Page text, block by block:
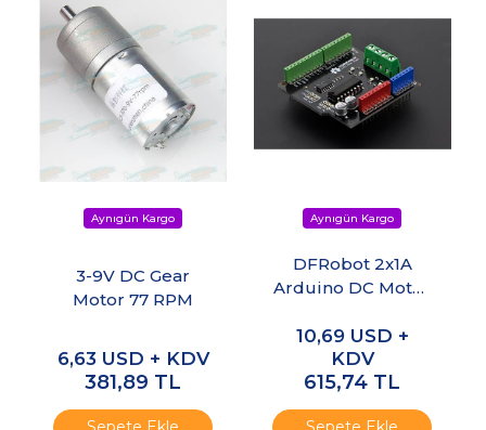
3-9V DC Gear
Motor 77 RPM
6,63 USD + KDV
381,89 TL
DFRobot 2x1A
Arduino DC Motor
10,69 USD +
KDV
615,74 TL